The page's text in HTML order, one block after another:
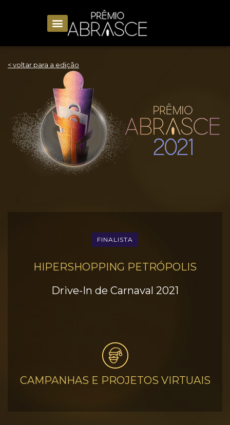
< voltar para a edição
FINALISTA
HIPERSHOPPING PETRÓPOLIS
Drive-In de Carnaval 2021
CAMPANHAS E PROJETOS VIRTUAIS